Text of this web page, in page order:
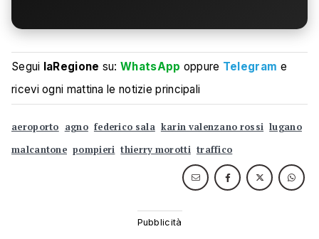
Segui laRegione su:WhatsApp oppure Telegram e
ricevi ogni mattina le notizie principali
aeroporto agno federico sala karin valenzano rossi lugano
malcantone pompieri thierry morotti traffico